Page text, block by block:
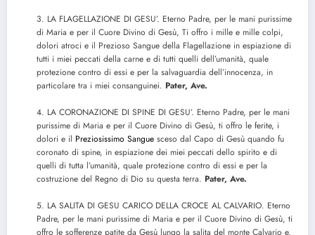
3. LA FLAGELLAZIONE DI GESU’. Eterno Padre, per le mani purissime
di Maria e per il Cuore Divino di Gesù, Ti offro i mille e mille colpi,
dolori atroci e il Prezioso Sangue della Flagellazione in espiazione di
tutti i miei peccati della carne e di tutti quelli dell’umanità, quale
protezione contro di essi e per la salvaguardia dell’innocenza, in
particolare tra i miei consanguinei. Pater, Ave.
4. LA CORONAZIONE DI SPINE DI GESU’. Eterno Padre, per le mani
purissime di Maria e per il Cuore Divino di Gesù, ti offro le ferite, i
dolori e il Preziosissimo Sangue sceso dal Capo di Gesù quando fu
coronato di spine, in espiazione dei miei peccati dello spirito e di
quelli di tutta l’umanità, quale protezione contro di essi e per la
costruzione del Regno di Dio su questa terra. Pater, Ave.
5. LA SALITA DI GESU CARICO DELLA CROCE AL CALVARIO. Eterno
Padre, per le mani purissime di Maria e per il Cuore Divino di Gesù, ti